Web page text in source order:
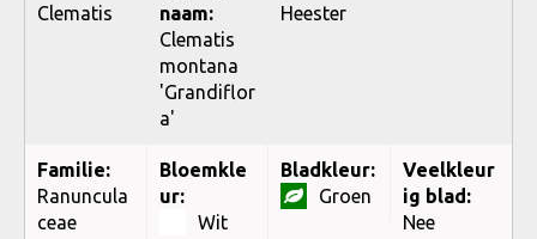
Clematis
naam:
Clematis
montana
'Grandiflor
a'
Heester
Familie:
Ranuncula
ceae
Bloemkle
ur:
Wit
Bladkleur:
Groen
Veelkleur
ig blad:
Nee